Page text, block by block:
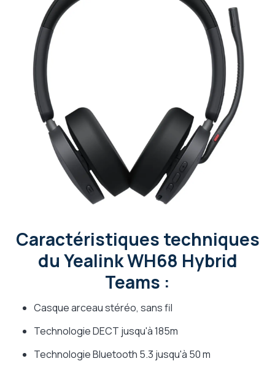
Caractéristiques techniques
du Yealink WH68 Hybrid
Teams :
Casque arceau stéréo, sans fil
Technologie DECT jusqu'à 185m
Technologie Bluetooth 5.3 jusqu'à 50 m